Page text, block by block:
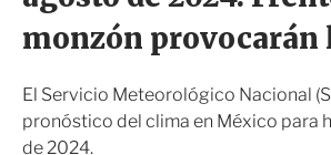
monzón
El Servicio Meteorológico Nacional
pronóstico del clima en México para
de 2024.